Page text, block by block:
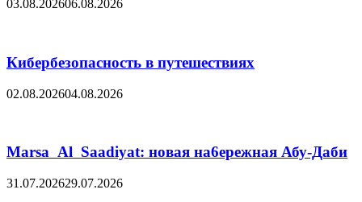
03.08.202606.08.2026
Кибербезопасность в путешествиях
02.08.202604.08.2026
Marsa Al Saadiyat: новая на6ережная Абу-Даби
31.07.202629.07.2026